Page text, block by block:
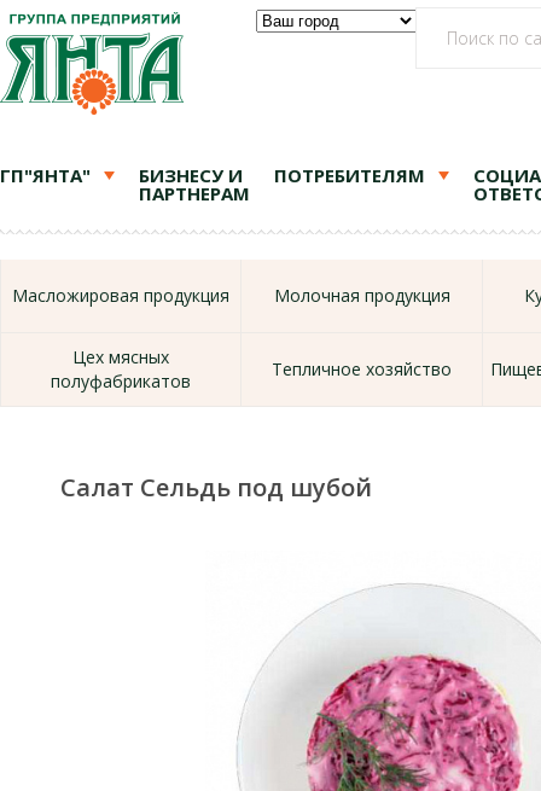
ГП"ЯНТА" БИЗНЕСУ И
ПАРТНЕРАМ
ПОТРЕБИТЕЛЯМ
Масложировая продукция Молочная продукция
Цех мясных
полуфабрикатов
Тепличное хозяйство
Салат Сельдь под шубой